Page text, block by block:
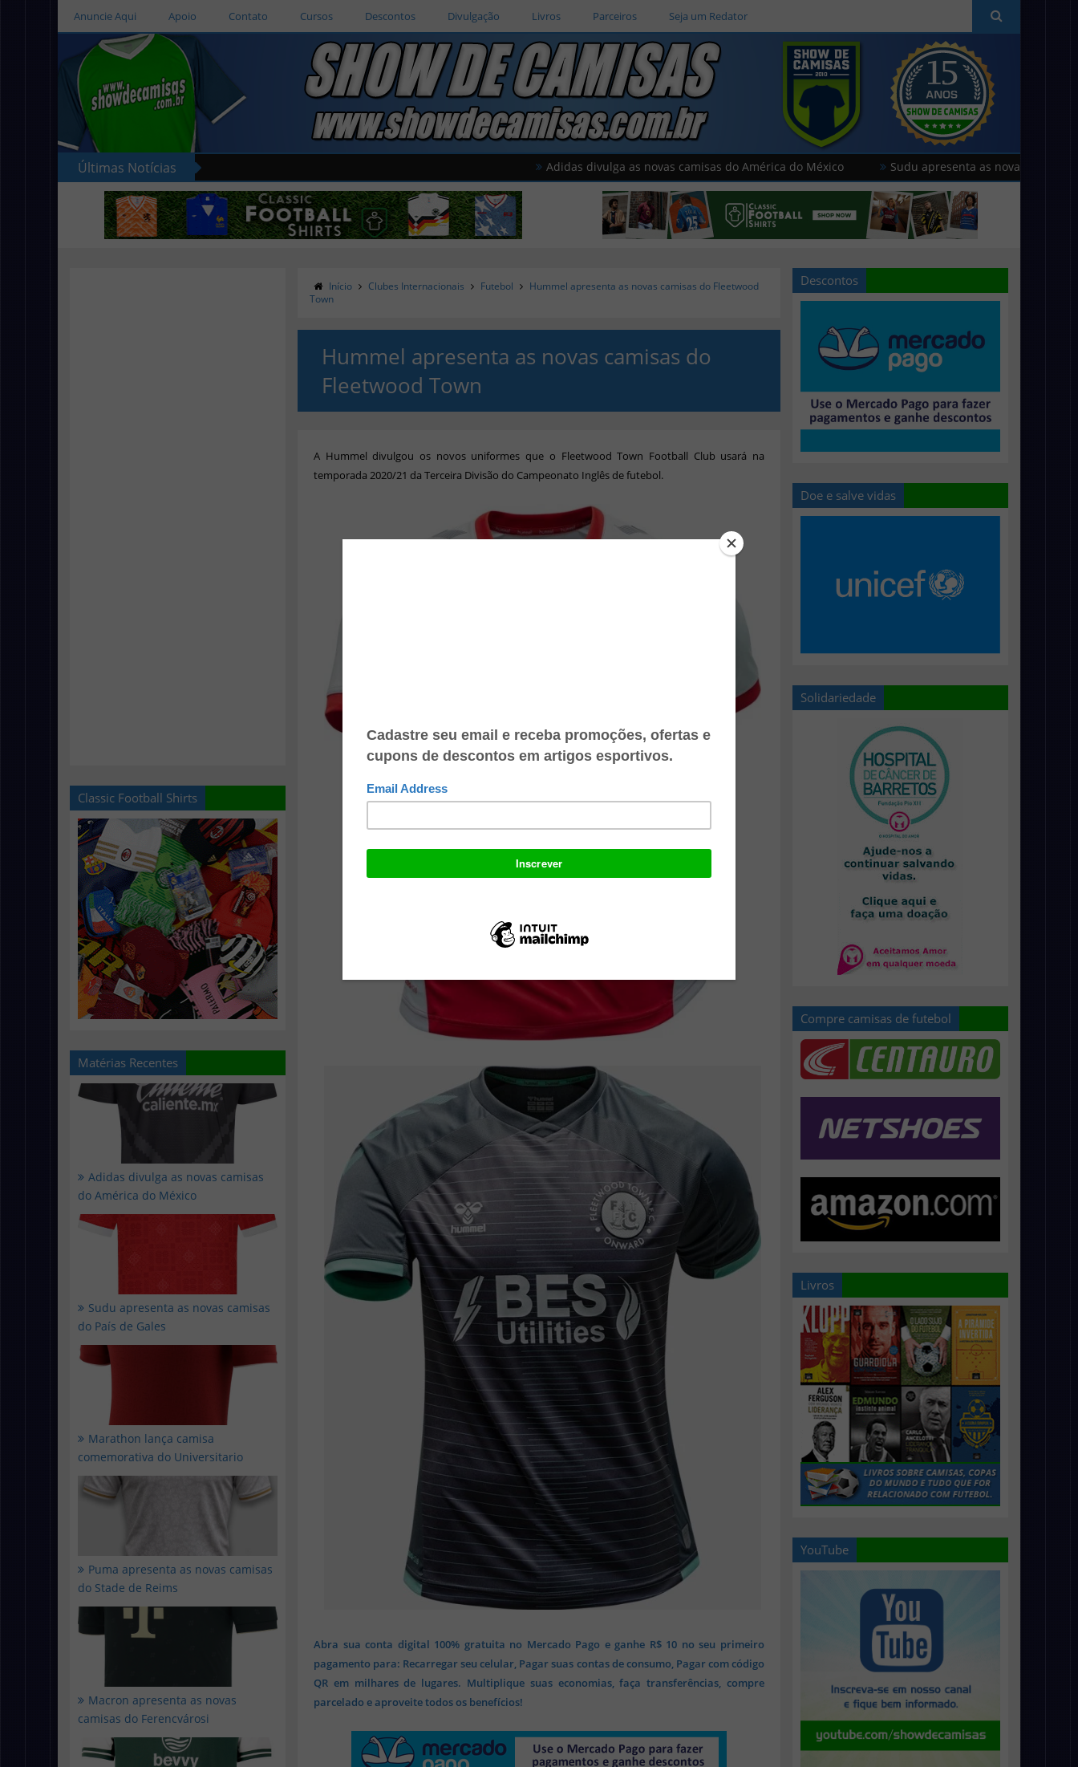
Anuncie Aqui Apoio Contato Cursos Descontos Divulgação Livros Parceiros Seja um Redator
Últimas Notícias Adidas divulga as novas camisas do América do México Sudu apresenta as novas camisas do País de
Classic Football Shirts
Matérias Recentes
Adidas divulga as novas camisas
do América do México
Sudu apresenta as novas camisas
do País de Gales
Marathon lança camisa
comemorativa do Universitario
Puma apresenta as novas camisas
do Stade de Reims
Macron apresenta as novas
camisas do Ferencvárosi
Início Clubes Internacionais Futebol
Hummel apresenta as novas camisas do Fleetwood
Town
Hummel apresenta as novas camisas do
Fleetwood Town
A Hummel divulgou os novos uniformes que o Fleetwood Town Football Club usará na
temporada 2020/21 da Terceira Divisão do Campeonato Inglês de futebol.
Abra sua conta digital 100% gratuita no Mercado Pago e ganhe R$ 10 no seu primeiro
pagamento para: Recarregar seu celular, Pagar suas contas de consumo, Pagar com código
QR em milhares de lugares. Multiplique suas economias, faça transferências, compre
parcelado e aproveite todos os benefícios!
Descontos
Doe e salve vidas
Solidariedade
Compre camisas de futebol
Livros
YouTube